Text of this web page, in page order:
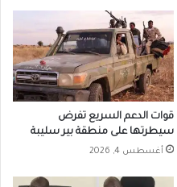
قوات الدعم السريع تفرض
سيطرتها على منطقة بير سليبة
أغسطس 4, 2026